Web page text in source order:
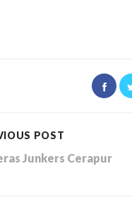
POST
Junkers Cerapur